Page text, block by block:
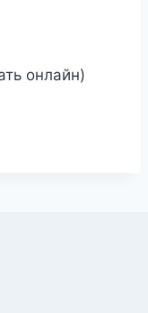
онлайн)